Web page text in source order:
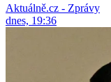
Aktuálně.cz - Zprávy
dnes, 19:36